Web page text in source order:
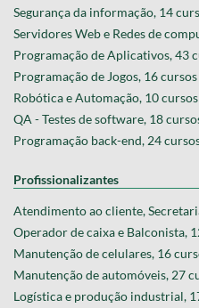
Segurança da informação, 14
Servidores Web e Redes de
Programação de Aplicativos, 43
Programação de Jogos, 16 cursos |
Robótica e Automação, 10 cursos |
QA - Testes de software, 18 cursos
Programação back-end, 24 cursos
Profissionalizantes
Atendimento ao cliente,
Operador de caixa e Balconista,
Manutenção de celulares, 16
Manutenção de automóveis, 27
Logística e produção industrial,